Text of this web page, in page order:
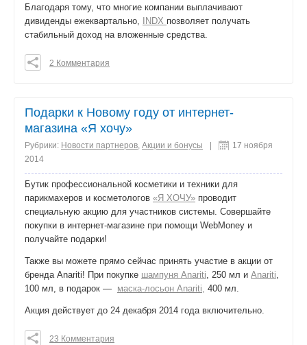
Благодаря тому, что многие компании выплачивают
дивиденды ежеквартально,
INDX позволяет получать
стабильный доход на вложенные средства.
0
поделиться
2 Комментария
Подарки к Новому году от интернет-
магазина «Я хочу»
Рубрики: Новости партнеров, Акции и бонусы
17 ноября
2014
Бутик профессиональной косметики и техники для
парикмахеров и косметологов «Я ХОЧУ» проводит
специальную акцию для участников системы. Совершайте
покупки в интернет-магазине при помощи WebMoney и
получайте подарки!
Также вы можете прямо сейчас принять участие в акции от
бренда Anariti! При покупке шампуня Anariti, 250 мл и Anariti,
100 мл, в подарок — маска-лосьон Anariti, 400 мл.
Акция действует до 24 декабря 2014 года включительно.
0
23 Комментария